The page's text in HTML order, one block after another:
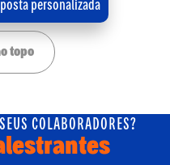
topo
COLABORADORES?